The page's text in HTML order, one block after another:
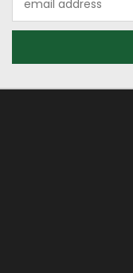
Address